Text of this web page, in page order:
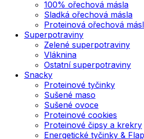
100% ořechová másla
Sladká ořechová másla
Proteinová ořechová
Superpotraviny
Zelené superpotraviny
Vláknina
Ostatní superpotraviny
Snacky
Proteinové tyčinky
Sušené maso
Sušené ovoce
Proteinové cookies
Proteinové čipsy a krekry
Energetické tyčinky &